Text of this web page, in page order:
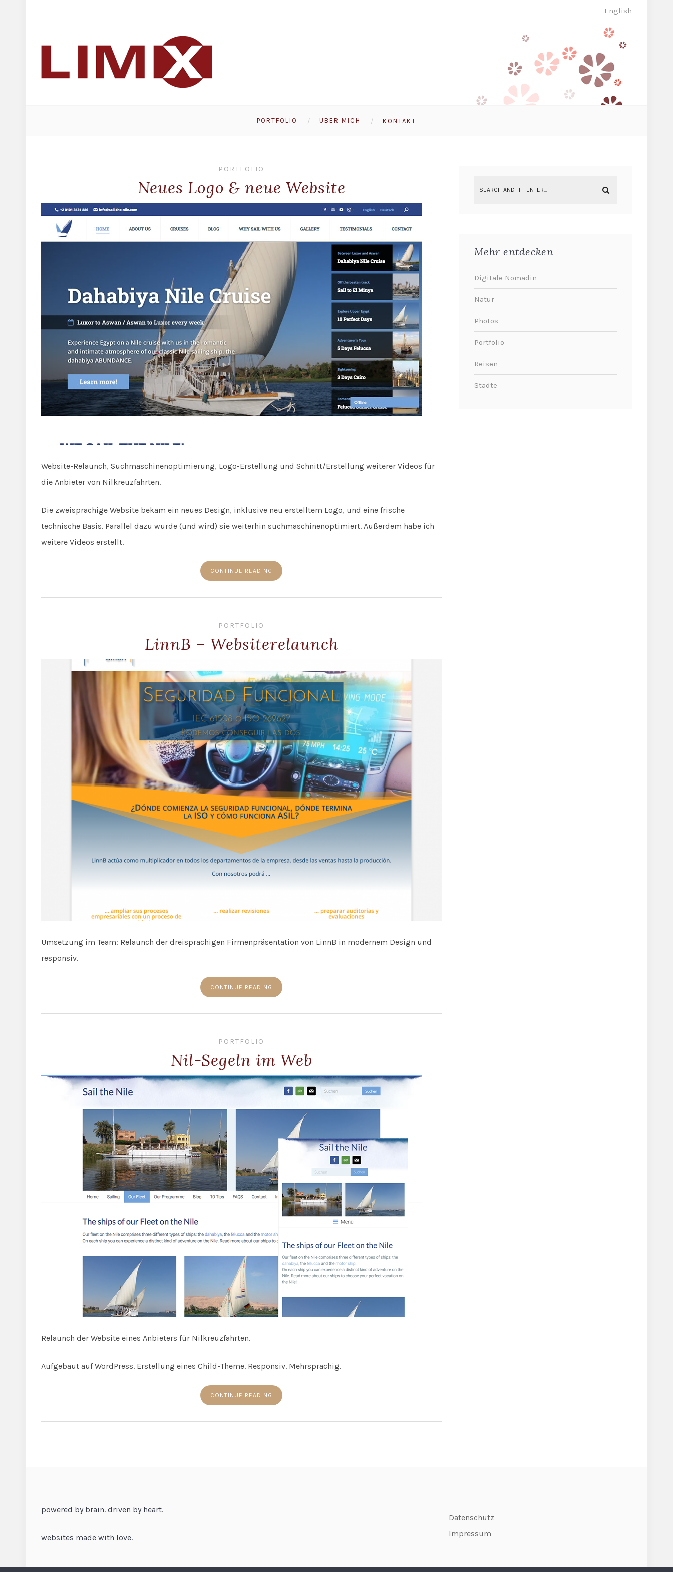
English
PORTFOLIO ÜBER MICH KONTAKT
PORTFOLIO
Neues Logo & neue Website
Website-Relaunch, Suchmaschinenoptimierung, Logo-Erstellung und Schnitt/Erstellung weiterer Videos für
die Anbieter von Nilkreuzfahrten.
Die zweisprachige Website bekam ein neues Design, inklusive neu erstelltem Logo, und eine frische
technische Basis. Parallel dazu wurde (und wird) sie weiterhin suchmaschinenoptimiert. Außerdem habe ich
weitere Videos erstellt.
CONTINUE READING
PORTFOLIO
LinnB – Websiterelaunch
Umsetzung im Team: Relaunch der dreisprachigen Firmenpräsentation von LinnB in modernem Design und
responsiv.
CONTINUE READING
PORTFOLIO
Nil-Segeln im Web
Relaunch der Website eines Anbieters für Nilkreuzfahrten.
Aufgebaut auf WordPress. Erstellung eines Child-Theme. Responsiv. Mehrsprachig.
CONTINUE READING
Mehr entdecken
Digitale Nomadin
Natur
Photos
Portfolio
Reisen
Städte
powered by brain. driven by heart.
websites made with love.
Datenschutz
Impressum